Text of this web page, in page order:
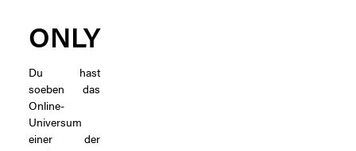
ONLY
Du hast
soeben das
Online-
Universum
einer der